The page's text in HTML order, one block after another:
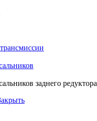
заднего редуктора